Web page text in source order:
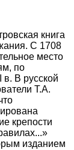
книга
С 1708
место
по
В русской
Т.А.
крепости
изданием